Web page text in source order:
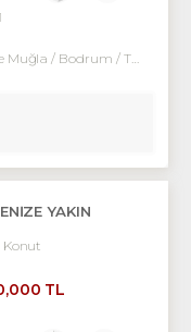
Muğla / Bodrum / Turgutreis
YAKIN
Konut
TL